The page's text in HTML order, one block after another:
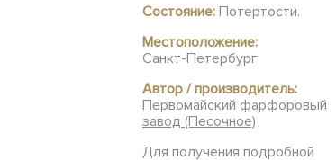
Состояние: Потертости.
Местоположение:
Санкт-Петербург
Автор / производитель:
Первомайский фарфоровый
завод (Песочное)
Для получения подробной